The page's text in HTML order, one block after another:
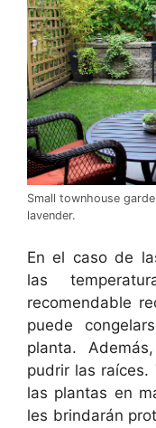
Small townhouse
lavender.
En el caso de
las
recomendable
puede
planta.
pudrir las raíces.
las plantas en
les brindarán